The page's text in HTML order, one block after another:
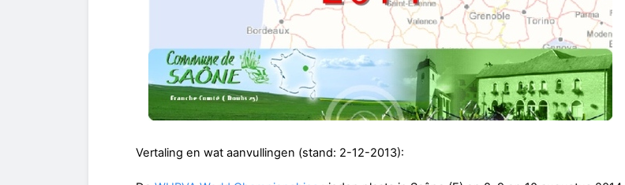
Vertaling en wat aanvullingen (stand: 2-12-2013):